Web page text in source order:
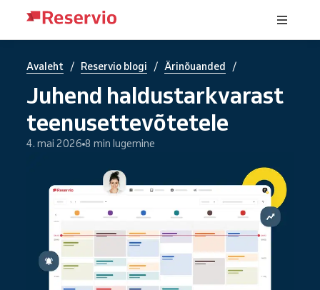
Avaleht / Reservio blogi / Ärinõuanded /
Juhend haldustarkvarast
teenusettevõtetele
4. mai 2026 8 min lugemine